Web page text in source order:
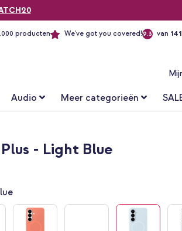
producten We've got you covered!9.3 van
Audio Meer categorieën
- Light Blue